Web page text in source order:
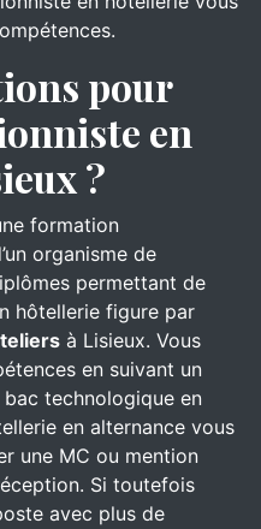
pour
en
?
formation
organisme de
permettant de
hôtellerie figure par
à Lisieux. Vous
en suivant un
technologique en
en alternance vous
une MC ou mention
Si toutefois
avec plus de